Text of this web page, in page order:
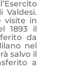
Valdesi.
visite in
1893 il
da
nel
salvo il
a